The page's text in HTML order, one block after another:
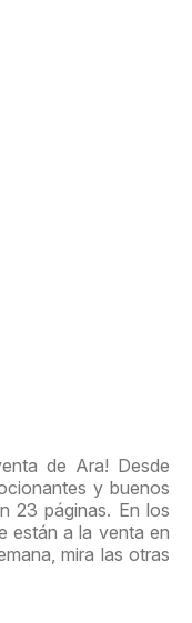
de Ara! Desde
y buenos
23 páginas. En los
están a la venta en
mira las otras